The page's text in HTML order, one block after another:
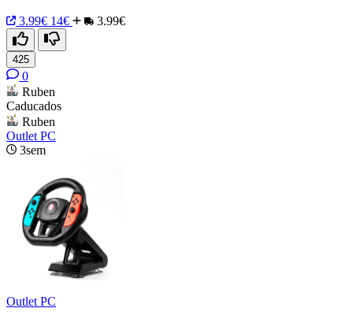
3.99€ 14€ 3.99€
425
0
Ruben
Caducados
Ruben
Outlet PC
3sem
Outlet PC